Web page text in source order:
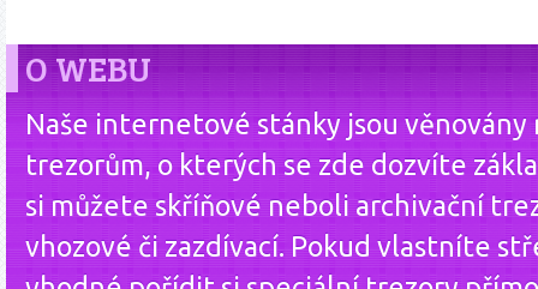
O WEBU
Naše internetové stánky jsou
trezorům, o kterých se zde dozvíte
si můžete skříňové neboli archivační
vhozové či zazdívací. Pokud vlastníte